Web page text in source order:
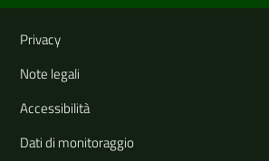
Link e informazioni utili
Privacy
Note legali
Accessibilità
Dati di monitoraggio